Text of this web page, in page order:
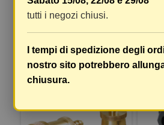
250/280 MM
COMPRA
tutti i negozi chiusi.
I tempi di spedizione degli
nostro sito potrebbero
chiusura.